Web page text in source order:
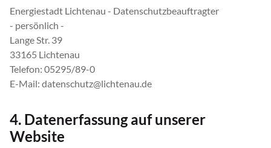
Energiestadt Lichtenau - Datenschutzbeauftragter
- persönlich -
Lange Str. 39
33165 Lichtenau
Telefon: 05295/89-0
E-Mail: datenschutz@lichtenau.de
4. Datenerfassung auf unserer
Website